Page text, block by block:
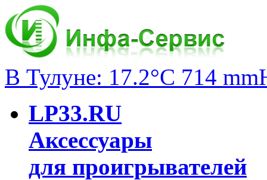
В Тулуне: 17.2°C 714
LP33.RU
Аксессуары
для проигрывателей